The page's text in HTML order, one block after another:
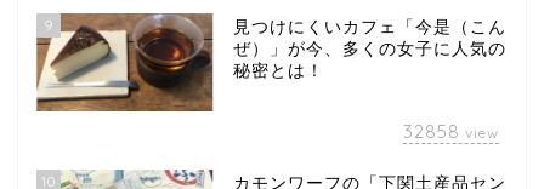
9
見つけにくいカフェ「今是（こん
ぜ）」が今、多くの女子に人気の
秘密とは！
32858 view
10
カモンワーフの「下関土産品セン